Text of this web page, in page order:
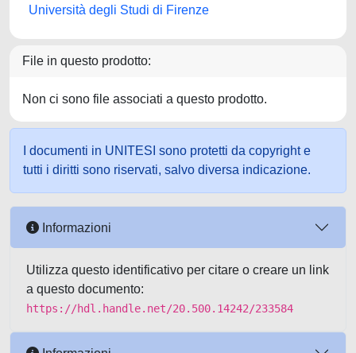
Università degli Studi di Firenze
File in questo prodotto:
Non ci sono file associati a questo prodotto.
I documenti in UNITESI sono protetti da copyright e
tutti i diritti sono riservati, salvo diversa indicazione.
Informazioni
Utilizza questo identificativo per citare o creare un link
a questo documento:
https://hdl.handle.net/20.500.14242/233584